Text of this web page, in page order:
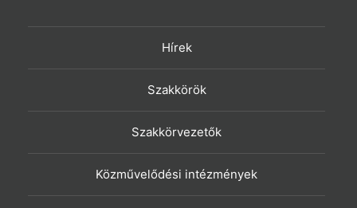
Hírek
Szakkörök
Szakkörvezetők
Közművelődési intézmények